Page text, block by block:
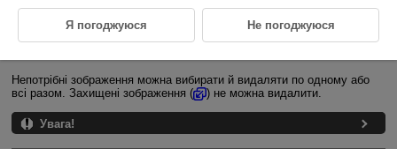
Вибір діапазону зображень для видалення
Непотрібні зображення можна вибирати й видаляти по одному або
всі разом. Захищені зображення (
) не можна видалити.
Увага!
Я погоджуюся Не погоджуюся